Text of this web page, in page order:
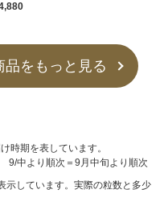
品をもっと見る
時期を表しています。
中より順次＝9月中旬より順次
示しています。実際の粒数と多少